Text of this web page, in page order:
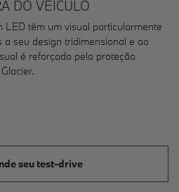
DO VEÍCULO
LED têm um visual particularmente
seu design tridimensional e ao
é reforçado pela proteção
seu test-drive